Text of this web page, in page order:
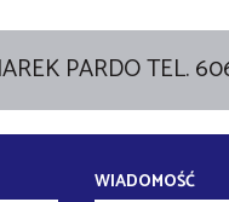
PARDO TEL.
WIADOMOŚĆ